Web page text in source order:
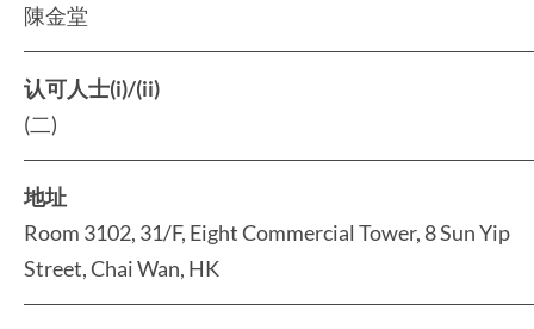
陳金堂
认可人士(i)/(ii)
(二)
地址
Room 3102, 31/F, Eight Commercial Tower, 8 Sun Yip
Street, Chai Wan, HK